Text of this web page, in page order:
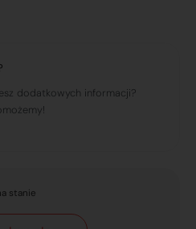
dodatkowych informacji?
stanie